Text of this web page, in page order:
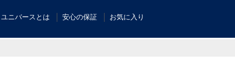
ユニバースとは 安心の保証 お気に入り